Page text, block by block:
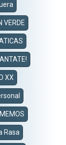
VERDE
XX
Rasa